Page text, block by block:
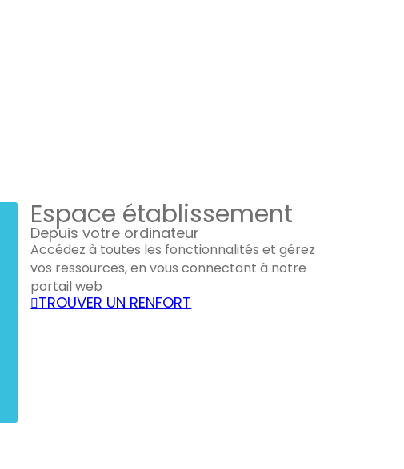
Espace établissement
Depuis votre ordinateur
Accédez à toutes les fonctionnalités et gérez
vos ressources, en vous connectant à notre
portail web
TROUVER UN RENFORT